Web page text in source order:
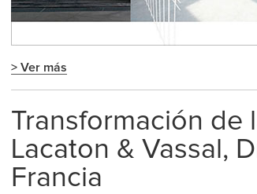
> Ver más
Transformación de
Lacaton & Vassal,
Francia